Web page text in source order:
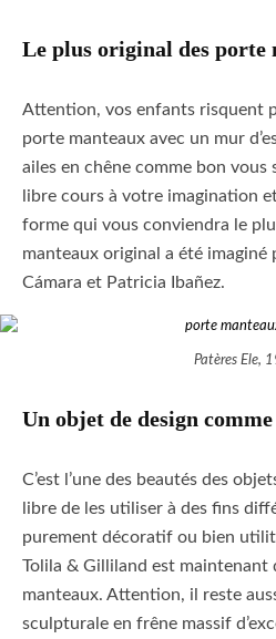
Le plus original des porte
Attention, vos enfants risquent
porte manteaux avec un mur
ailes en chêne comme bon vous
libre cours à votre imagination
forme qui vous conviendra le
manteaux original a été imaginé
Cámara et Patricia Ibañez.
Patères Ele,
Un objet de design
C’est l’une des beautés des
libre de les utiliser à des fins
purement décoratif ou bien
Tolila & Gilliland est maintenant
manteaux. Attention, il reste
sculpturale en frêne massif